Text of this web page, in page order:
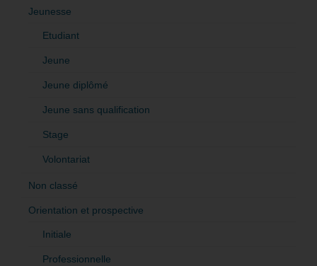
Jeunesse
Etudiant
Jeune
Jeune diplômé
Jeune sans qualification
Stage
Volontariat
Non classé
Orientation et prospective
Initiale
Professionnelle